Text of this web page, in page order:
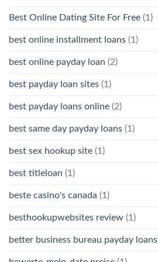
Best Online Dating Site For Free (1)
best online installment loans (1)
best online payday loan (2)
best payday loan sites (1)
best payday loans online (2)
best same day payday loans (1)
best sex hookup site (1)
best titleloan (1)
beste casino's canada (1)
besthookupwebsites review (1)
better business bureau payday loans